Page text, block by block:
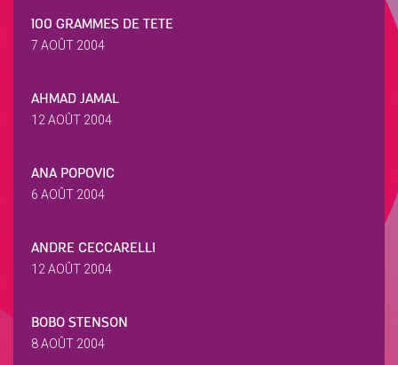
100 GRAMMES DE TETE
7 AOÛT 2004
AHMAD JAMAL
12 AOÛT 2004
ANA POPOVIC
6 AOÛT 2004
ANDRE CECCARELLI
12 AOÛT 2004
BOBO STENSON
8 AOÛT 2004